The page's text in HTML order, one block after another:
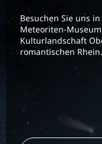
Besuchen Sie uns
Meteoriten-
Kulturlandschaft
romantischen Rhein.